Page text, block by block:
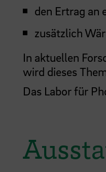
den Ertrag an
zusätzlich
In aktuellen
wird dieses
Das Labor für